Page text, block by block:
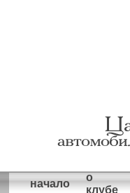
начало
о
клубе